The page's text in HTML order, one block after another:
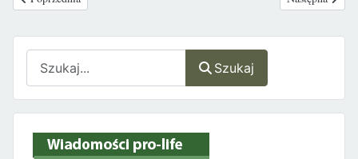
Szukaj